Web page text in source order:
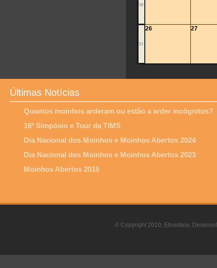
30
31
26 27
Últimas Notícias
Quantos moinhos arderam ou estão a arder incógnitos?
16º Simpósio e Tour da TIMS
Dia Nacional dos Moinhos e Moinhos Abertos 2024
Dia Nacional dos Moinhos e Moinhos Abertos 2023
Moinhos Abertos 2015
© Copyright 2010, Etnoideia,